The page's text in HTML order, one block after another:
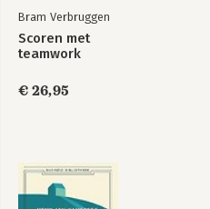
Bram Verbruggen
Scoren met
teamwork
€ 26,95